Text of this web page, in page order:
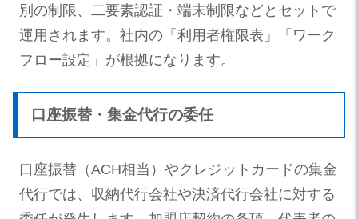
別の制限、二要素認証・端末制限などとセットで
運用されます。社内の「利用者権限表」「ワーク
フロー設定」が根拠になります。
口座振替・集金代行の委任
口座振替（ACH相当）やクレジットカードの集金
代行では、収納代行会社や決済代行会社に対する